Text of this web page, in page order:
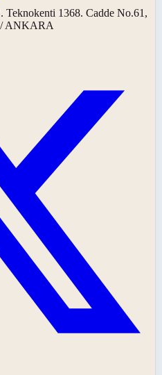
Teknokenti 1368. Cadde No.61,
ANKARA